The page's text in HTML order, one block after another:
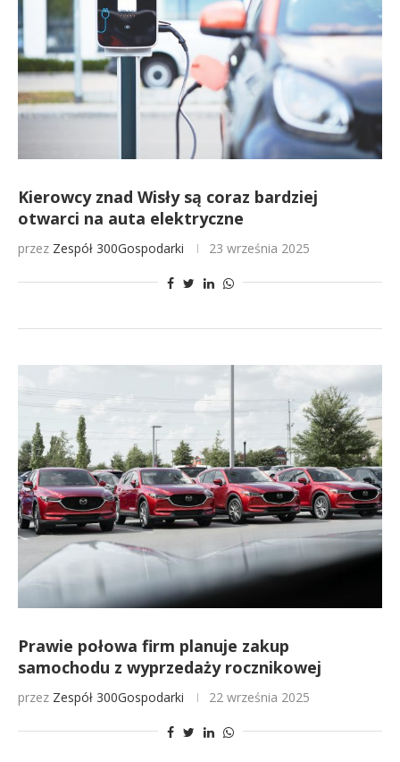
Kierowcy znad Wisły są coraz bardziej
otwarci na auta elektryczne
przez Zespół 300Gospodarki 23 września 2025
Prawie połowa firm planuje zakup
samochodu z wyprzedaży rocznikowej
przez Zespół 300Gospodarki 22 września 2025